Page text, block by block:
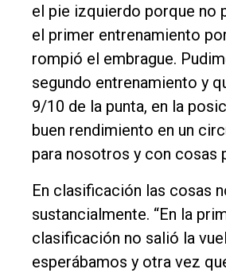
el pie izquierdo porque no
el primer entrenamiento
rompió el embrague.
segundo entrenamiento y
9/10 de la punta, en la
buen rendimiento en un
para nosotros y con cosas
En clasificación las cosas
sustancialmente. “En la
clasificación no salió la
esperábamos y otra vez